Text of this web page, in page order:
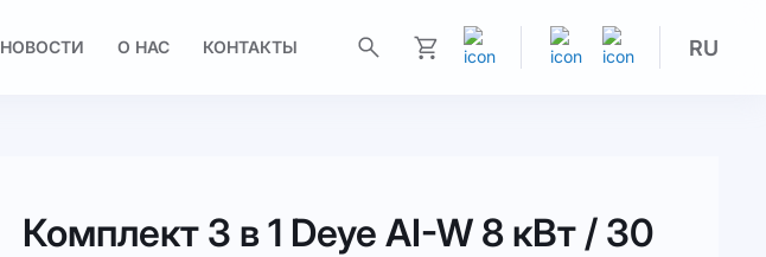
НОВОСТИ О НАС
КОНТАКТЫ
RU
Комплект 3 в 1 Deye AI-W 8 кВт / 30